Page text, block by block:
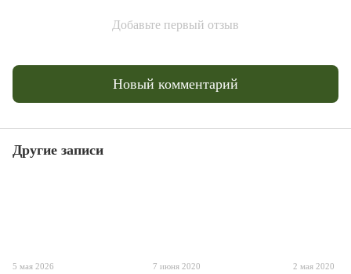
Добавьте первый отзыв
Новый комментарий
Другие записи
5 мая 2026 7 июня 2020 2 мая 2020